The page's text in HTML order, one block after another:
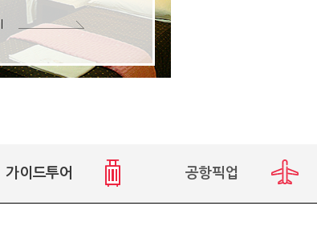
가이드투어 공항픽업